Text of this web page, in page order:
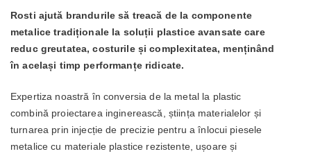
Rosti ajută brandurile să treacă de la componente
metalice tradiționale la soluții plastice avansate care
reduc greutatea, costurile și complexitatea, menținând
în același timp performanțe ridicate.
Expertiza noastră în conversia de la metal la plastic
combină proiectarea inginerească, știința materialelor și
turnarea prin injecție de precizie pentru a înlocui piesele
metalice cu materiale plastice rezistente, ușoare și